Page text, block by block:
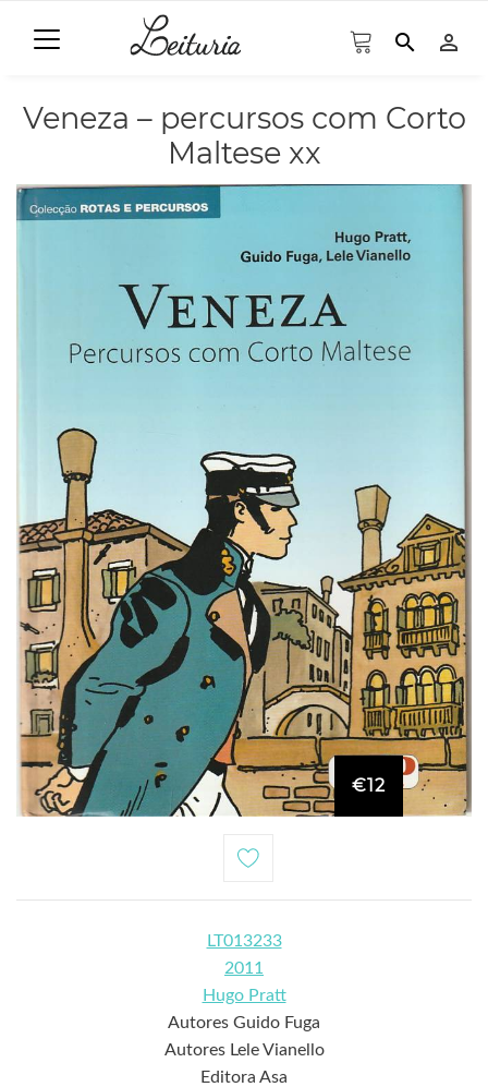
search person_outline
Veneza – percursos com Corto
Maltese xx
€12
LT013233
2011
Hugo Pratt
Autores Guido Fuga
Autores Lele Vianello
Editora Asa